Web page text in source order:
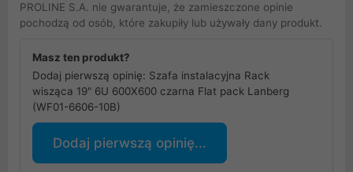
PROLINE S.A. nie gwarantuje, że zamieszczone opinie
pochodzą od osób, które zakupiły lub używały dany produkt.
Masz ten produkt?
Dodaj pierwszą opinię: Szafa instalacyjna Rack
wisząca 19" 6U 600X600 czarna Flat pack Lanberg
(WF01-6606-10B)
Dodaj pierwszą opinię...